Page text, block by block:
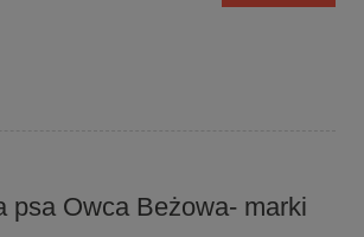
psa Owca Beżowa- marki